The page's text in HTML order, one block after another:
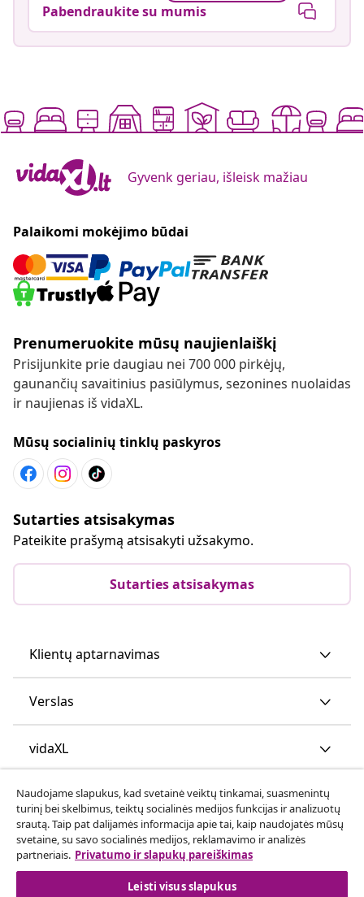
Pabendraukite su mumis
Gyvenk geriau, išleisk mažiau
Palaikomi mokėjimo būdai
Prenumeruokite mūsų naujienlaiškį
Prisijunkite prie daugiau nei 700 000 pirkėjų,
gaunančių savaitinius pasiūlymus, sezonines nuolaidas
ir naujienas iš vidaXL.
Mūsų socialinių tinklų paskyros
Sutarties atsisakymas
Pateikite prašymą atsisakyti užsakymo.
Sutarties atsisakymas
Klientų aptarnavimas
Verslas
vidaXL
Atraskite daugiau
Naudojame slapukus, kad svetainė veiktų tinkamai, suasmenintų
turinį bei skelbimus, teiktų socialinės medijos funkcijas ir analizuotų
srautą. Taip pat dalijamės informacija apie tai, kaip naudojatės mūsų
svetaine, su savo socialinės medijos, reklamavimo ir analizės
partneriais. Privatumo ir slapukų pareiškimas
Leisti visus slapukus